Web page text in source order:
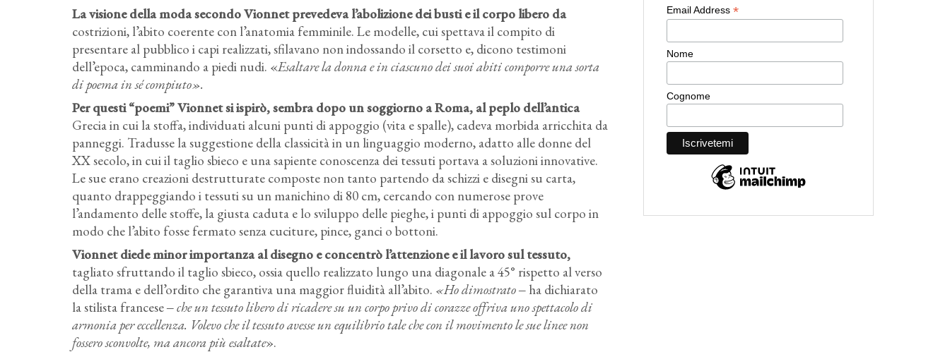
La visione della moda secondo Vionnet prevedeva l’abolizione dei busti e il corpo libero da
costrizioni, l’abito coerente con l’anatomia femminile. Le modelle, cui spettava il compito di
presentare al pubblico i capi realizzati, sfilavano non indossando il corsetto e, dicono testimoni
dell’epoca, camminando a piedi nudi. «Esaltare la donna e in ciascuno dei suoi abiti comporre una sorta
di poema in sé compiuto».
Per questi “poemi” Vionnet si ispirò, sembra dopo un soggiorno a Roma, al peplo dell’antica
Grecia in cui la stoffa, individuati alcuni punti di appoggio (vita e spalle), cadeva morbida arricchita da
panneggi. Tradusse la suggestione della classicità in un linguaggio moderno, adatto alle donne del
XX secolo, in cui il taglio sbieco e una sapiente conoscenza dei tessuti portava a soluzioni innovative.
Le sue erano creazioni destrutturate composte non tanto partendo da schizzi e disegni su carta,
quanto drappeggiando i tessuti su un manichino di 80 cm, cercando con numerose prove
l’andamento delle stoffe, la giusta caduta e lo sviluppo delle pieghe, i punti di appoggio sul corpo in
modo che l’abito fosse fermato senza cuciture, pince, ganci o bottoni.
Vionnet diede minor importanza al disegno e concentrò l’attenzione e il lavoro sul tessuto,
tagliato sfruttando il taglio sbieco, ossia quello realizzato lungo una diagonale a 45° rispetto al verso
della trama e dell’ordito che garantiva una maggior fluidità all’abito. «Ho dimostrato‒ ha dichiarato
la stilista francese ‒che un tessuto libero di ricadere su un corpo privo di corazze offriva uno spettacolo di
armonia per eccellenza. Volevo che il tessuto avesse un equilibrio tale che con il movimento le sue linee non
fossero sconvolte, ma ancora più esaltate».